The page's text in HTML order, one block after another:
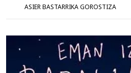
ASIER BASTARRIKA GOROSTIZA